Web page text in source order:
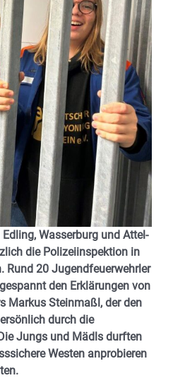
Wasserburg und Attel-
die Polizeiinspektion in
Rund 20 Jugendfeuerwehrler
den Erklärungen von
Markus Steinmaßl, der den
durch die
Jungs und Mädls durften
Westen anprobieren